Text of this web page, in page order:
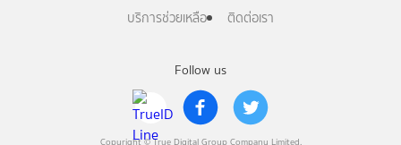
Follow us
Copyright © True Digital Group Company Limited.
บริการช่วยเหลือ
ติดต่อเรา